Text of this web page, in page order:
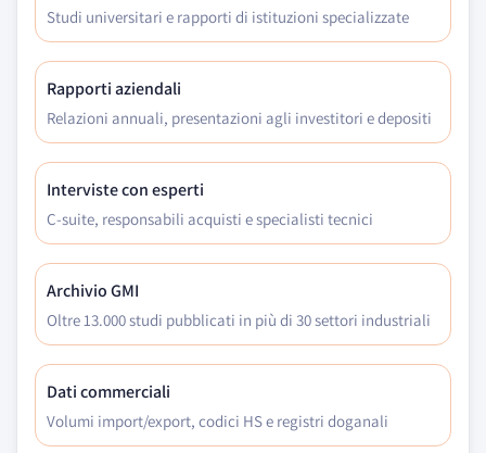
Studi universitari e rapporti di istituzioni specializzate
Rapporti aziendali
Relazioni annuali, presentazioni agli investitori e depositi
Interviste con esperti
C-suite, responsabili acquisti e specialisti tecnici
Archivio GMI
Oltre 13.000 studi pubblicati in più di 30 settori industriali
Dati commerciali
Volumi import/export, codici HS e registri doganali